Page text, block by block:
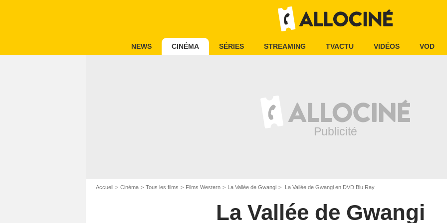
NEWS CINÉMA SÉRIES STREAMING TVACTU VIDÉOS VOD
Accueil Cinéma Tous les films Films Western La Vallée de Gwangi La Vallée de Gwangi en DVD Blu Ray
La Vallée de Gwangi